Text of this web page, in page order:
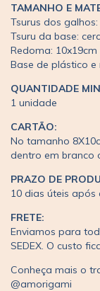
TAMANHO E
Tsurus dos
Tsuru da base:
Redoma:
Base de plástico
QUANTIDADE
1 unidade
CARTÃO:
No tamanho
dentro em branco
PRAZO DE
10 dias úteis
FRETE:
Enviamos para
SEDEX. O custo
Conheça mais o
@amorigami